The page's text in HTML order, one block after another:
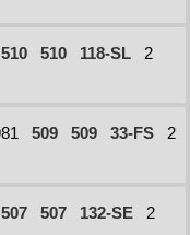
510 510 118-SL
2
509 509 33-FS
2
507 507 132-SE
2